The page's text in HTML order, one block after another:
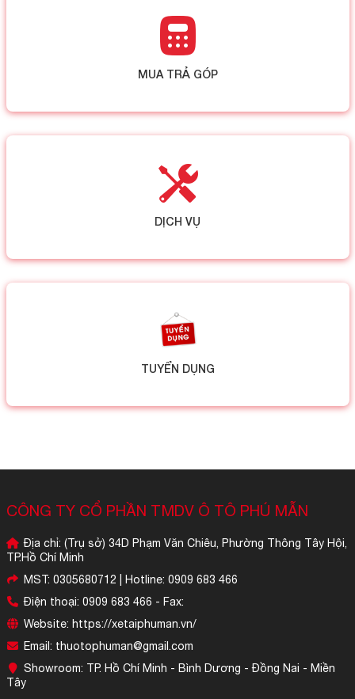
MUA TRẢ GÓP
DỊCH VỤ
TUYỂN DỤNG
CÔNG TY CỔ PHẦN TMDV Ô TÔ PHÚ MẪN
Địa chỉ: (Trụ sở) 34D Phạm Văn Chiêu, Phường Thông Tây Hội,
TP.Hồ Chí Minh
MST: 0305680712 | Hotline: 0909 683 466
Điện thoại: 0909 683 466 - Fax:
Website: https://xetaiphuman.vn/
Email: thuotophuman@gmail.com
Showroom: TP. Hồ Chí Minh - Bình Dương - Đồng Nai - Miền
Tây